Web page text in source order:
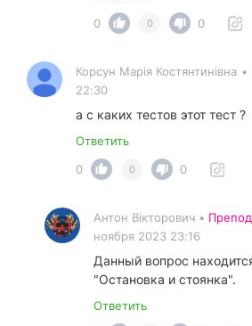
0
0 0
Корсун Марія Костянтинівна •
22:30
а с каких тестов этот тест ?
Ответить
0
0 0
Антон Вікторович •
ноября 2023 23:16
Данный вопрос
"Остановка и стоянка".
Ответить